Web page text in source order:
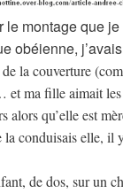
montage que je
obéienne,
la couverture
et ma fille aimait les
alors qu’elle est
conduisais elle, il
de dos, sur un